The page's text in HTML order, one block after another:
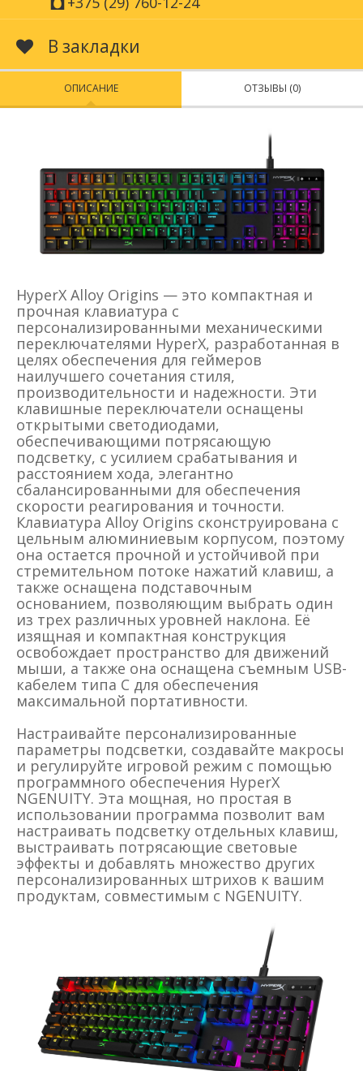
В закладки
ОПИСАНИЕ ОТЗЫВЫ (0)
HyperX Alloy Origins — это компактная и
прочная клавиатура с
персонализированными механическими
переключателями HyperX, разработанная в
целях обеспечения для геймеров
наилучшего сочетания стиля,
производительности и надежности. Эти
клавишные переключатели оснащены
открытыми светодиодами,
обеспечивающими потрясающую
подсветку, с усилием срабатывания и
расстоянием хода, элегантно
сбалансированными для обеспечения
скорости реагирования и точности.
Клавиатура Alloy Origins сконструирована с
цельным алюминиевым корпусом, поэтому
она остается прочной и устойчивой при
стремительном потоке нажатий клавиш, а
также оснащена подставочным
основанием, позволяющим выбрать один
из трех различных уровней наклона. Её
изящная и компактная конструкция
освобождает пространство для движений
мыши, а также она оснащена съемным USB-
кабелем типа C для обеспечения
максимальной портативности.
Настраивайте персонализированные
параметры подсветки, создавайте макросы
и регулируйте игровой режим с помощью
программного обеспечения HyperX
NGENUITY. Эта мощная, но простая в
использовании программа позволит вам
настраивать подсветку отдельных клавиш,
выстраивать потрясающие световые
эффекты и добавлять множество других
персонализированных штрихов к вашим
продуктам, совместимым с NGENUITY.